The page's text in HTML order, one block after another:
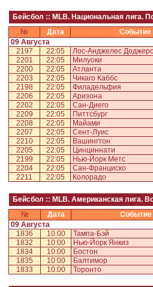
Бейсбол :: MLB. Национальная лига.
№
Дата Событие
09 Августа
2197
22:05 Лос-Анджелес Доджерс
2201
22:05 Милуоки
2200
22:05 Атланта
2203
22:05 Чикаго Каббс
2198
22:05 Филадельфия
2206
22:05 Аризона
2202
22:05 Сан-Диего
2209
22:05 Питтсбург
2208
22:05 Майами
2207
22:05 Сент-Луис
2210
22:05 Вашингтон
2205
22:05 Цинциннати
2199
22:05 Нью-Йорк Метс
2204
22:05 Сан-Франциско
2211
22:05 Колорадо
Бейсбол :: MLB. Американская лига.
№
Дата Событие
09 Августа
1836
10:00 Тампа-Бэй
1832
10:00 Нью-Йорк Янкиз
1834
10:00 Бостон
1835
10:00 Балтимор
1833
10:00 Торонто